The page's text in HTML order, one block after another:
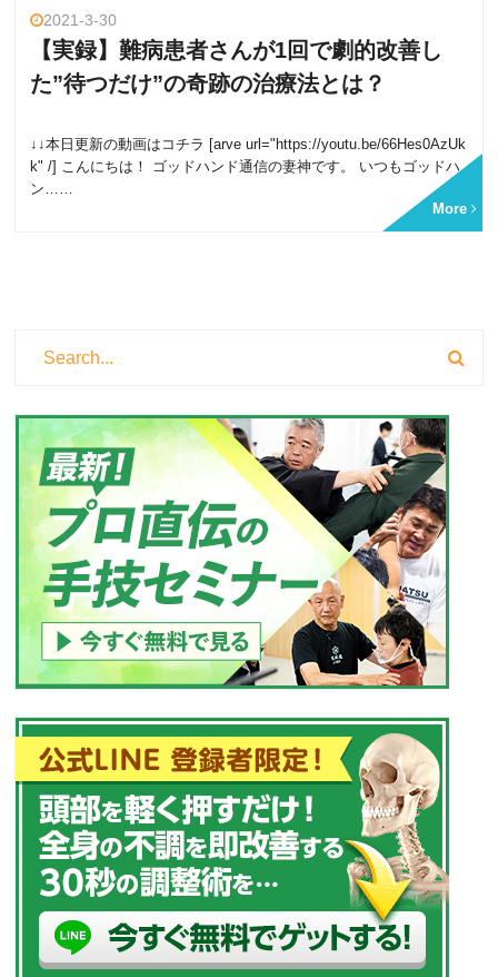
2021-3-30
【実録】難病患者さんが1回で劇的改善し
た”待つだけ”の奇跡の治療法とは？
↓↓本日更新の動画はコチラ [arve url="https://youtu.be/66Hes0AzUk
k" /] こんにちは！ ゴッドハンド通信の妻神です。 いつもゴッドハ
ン……
More